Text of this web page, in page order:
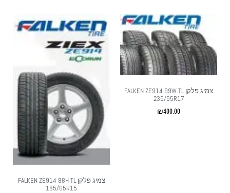
צמיג פלקן FALKEN ZE914 99W TL
235/55R17
₪400.00
צמיג פלקן FALKEN ZE914 88H TL
185/65R15